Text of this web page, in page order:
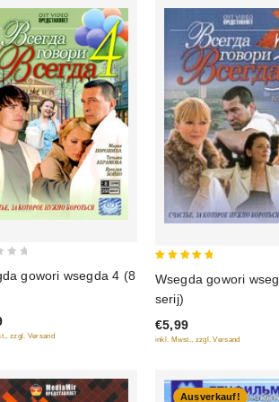
gowori wsegda 4 (8
zzgl. Versand
out of 5
Wsegda gowori
serij)
€5,99
inkl. Mwst., zzgl. Versand
Ausverkauf!